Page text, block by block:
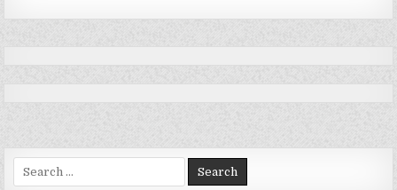
Search
for: